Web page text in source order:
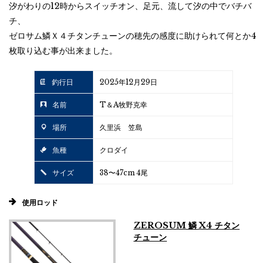
汐がわりの12時からスイッチオン、足元、流して汐の中でバチバ
チ、
ゼロサム鱗Ｘ４チタンチューンの穂先の感度に助けられて何とか4
枚取り込む事が出来ました。
釣行日 2025年12月29日
名前 T＆A牧野克幸
場所 久里浜 笠島
魚種 クロダイ
サイズ 38〜47cm 4尾
使用ロッド
ZEROSUM 鱗 X4 チタン
チューン